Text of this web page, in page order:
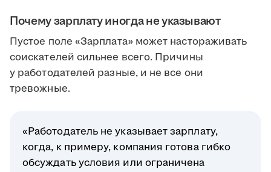
Почему зарплату иногда не указывают
Пустое поле «Зарплата» может настораживать
соискателей сильнее всего. Причины
у работодателей разные, и не все они
тревожные.
«Работодатель не указывает зарплату,
когда, к примеру, компания готова гибко
обсуждать условия или ограничена